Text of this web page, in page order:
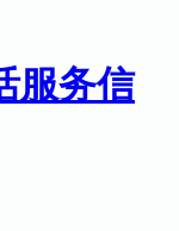
服务信